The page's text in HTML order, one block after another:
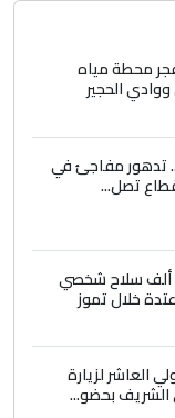
محطة مياه
الحجير
تدهور مفاجئ في
تصل...
الداخلية: تسجيل أكثر من 20 ألف سلاح شخصي
خلال تموز
العاشر لزيارة
الشريف بحضو...